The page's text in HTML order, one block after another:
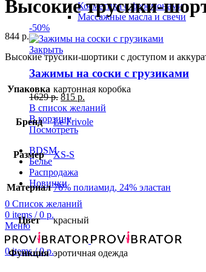
Косметика с феромонами
Массажные масла и свечи
-50%
Закрыть
Зажимы на соски с грузиками
1629р. 815 р.
В список желаний
В корзину
Посмотреть
BDSM
Белье
Распродажа
Новинки
0 Список желаний
0 items / 0 р.
Меню
0items / 0р.
Высокие трусики-
844 р.
Высокие трусики-шортики с доступом и
Упаковка картонная коробка
Бренд Le Frivole
Размер XS-S
Материал 76% полиамид, 24% эластан
Цвет красный
Функция эротичная одежда